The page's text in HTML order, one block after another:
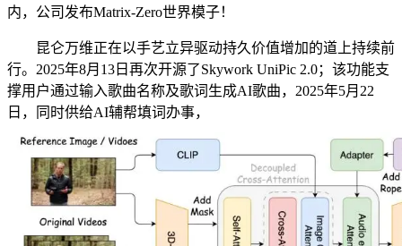
内，公司发布Matrix-Zero世界模子！
昆仑万维正在以手艺立异驱动持久价值增加的道上持续前
行。2025年8月13日再次开源了Skywork UniPic 2.0；该功能支
撑用户通过输入歌曲名称及歌词生成AI歌曲，2025年5月22
日，同时供给AI辅帮填词办事，